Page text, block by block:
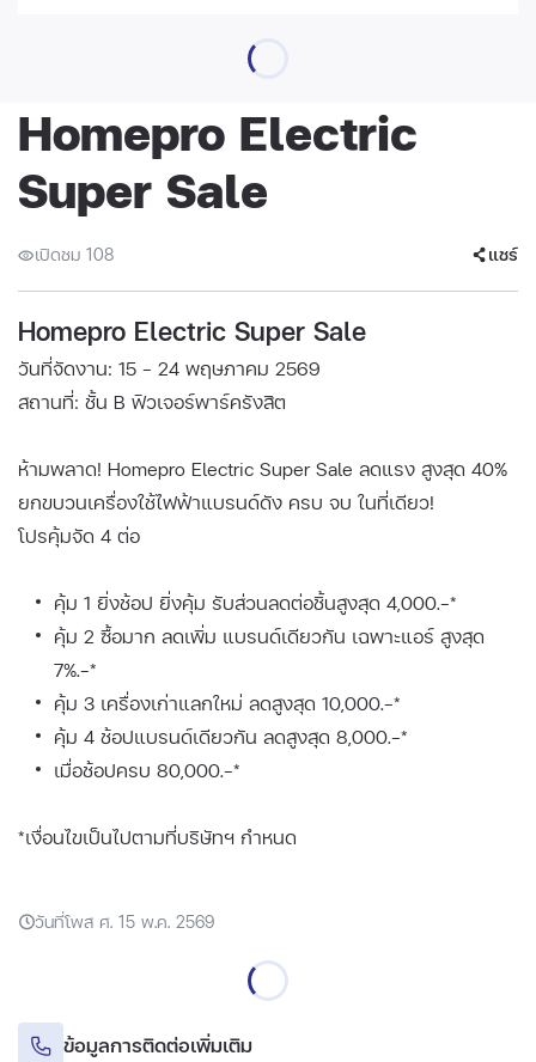
Homepro Electric
Super Sale
เปิดชม 108 แชร์
Homepro Electric Super Sale
วันที่จัดงาน: 15 - 24 พฤษภาคม 2569
สถานที่: ชั้น B ฟิวเจอร์พาร์ครังสิต
ห้ามพลาด! Homepro Electric Super Sale ลดแรง สูงสุด 40%
ยกขบวนเครื่องใช้ไฟฟ้าแบรนด์ดัง ครบ จบ ในที่เดียว!
โปรคุ้มจัด 4 ต่อ
คุ้ม 1 ยิ่งช้อป ยิ่งคุ้ม รับส่วนลดต่อชิ้นสูงสุด 4,000.-*
คุ้ม 2 ซื้อมาก ลดเพิ่ม แบรนด์เดียวกัน เฉพาะแอร์ สูงสุด
7%.-*
คุ้ม 3 เครื่องเก่าแลกใหม่ ลดสูงสุด 10,000.-*
คุ้ม 4 ช้อปแบรนด์เดียวกัน ลดสูงสุด 8,000.-*
เมื่อช้อปครบ 80,000.-*
*เงื่อนไขเป็นไปตามที่บริษัทฯ กำหนด
วันที่โพส ศ. 15 พ.ค. 2569
ข้อมูลการติดต่อเพิ่มเติม